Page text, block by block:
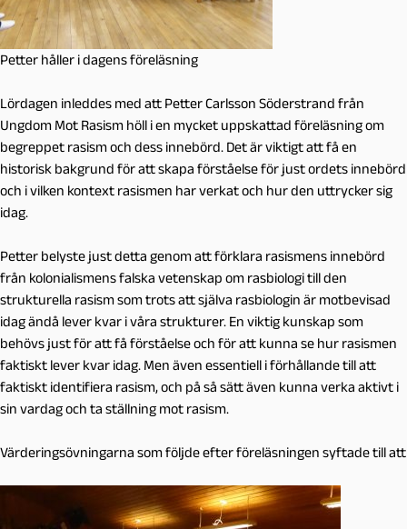
Petter håller i dagens föreläsning
Lördagen inleddes med att Petter Carlsson Söderstrand från
Ungdom Mot Rasism höll i en mycket uppskattad föreläsning om
begreppet rasism och dess innebörd. Det är viktigt att få en
historisk bakgrund för att skapa förståelse för just ordets innebörd
och i vilken kontext rasismen har verkat och hur den uttrycker sig
idag.
Petter belyste just detta genom att förklara rasismens innebörd
från kolonialismens falska vetenskap om rasbiologi till den
strukturella rasism som trots att själva rasbiologin är motbevisad
idag ändå lever kvar i våra strukturer. En viktig kunskap som
behövs just för att få förståelse och för att kunna se hur rasismen
faktiskt lever kvar idag. Men även essentiell i förhållande till att
faktiskt identifiera rasism, och på så sätt även kunna verka aktivt i
sin vardag och ta ställning mot rasism.
Värderingsövningarna som följde efter föreläsningen syftade till att